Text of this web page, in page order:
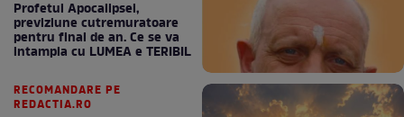
Profetul Apocalipsei,
previziune cutremuratoare
pentru final de an. Ce se va
intampla cu LUMEA e TERIBIL
RECOMANDARE PE
REDACTIA.RO